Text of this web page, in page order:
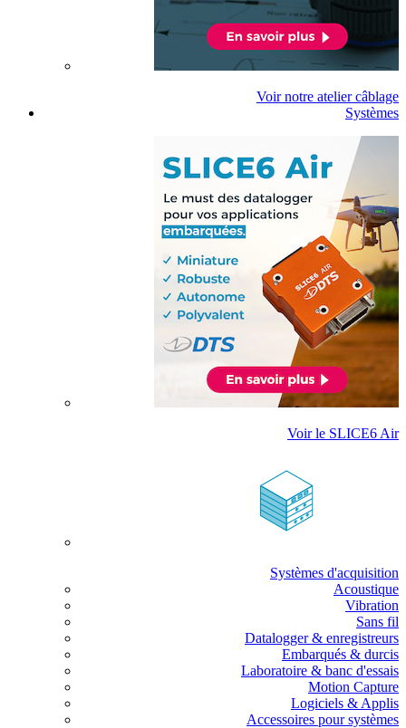
Voir notre atelier câblage
Systèmes
Voir le SLICE6 Air
Systèmes d'acquisition
Acoustique
Vibration
Sans fil
Datalogger & enregistreurs
Embarqués & durcis
Laboratoire & banc d'essais
Motion Capture
Logiciels & Applis
Accessoires pour systèmes